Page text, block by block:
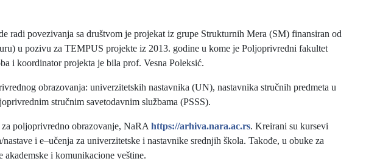
radi povezivanja sa društvom je projekat iz grupe Strukturnih Mera (SM) finansiran od
u pozivu za TEMPUS projekte iz 2013. godine u kome je Poljoprivredni fakultet
i koordinator projekta je bila prof. Vesna Poleksić.
obrazovanja: univerzitetskih nastavnika (UN), nastavnika stručnih predmeta u
stručnim savetodavnim službama (PSSS).
poljoprivredno obrazovanje, NaRA https://arhiva.nara.ac.rs. Kreirani su kursevi
i e–učenja za univerzitetske i nastavnike srednjih škola. Takođe, u obuke za
i komunikacione veštine.